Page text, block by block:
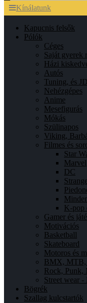
Kínálatunk
Kapucnis felsők
Pólók
Céges
Saját gyerek
Házi
Autós
Tuning, és
Nehézgépes
Anime
Mesefigurás
Mókás
Szülinapos
Viking,
Filmes és
Star
Marvel
DC
K-pop
Gamer és
Motivációs
Basketball
Skateboard
Motoros és
BMX,
Rock, Punk,
Street wear
Bögrék
Szallag kulcstartók